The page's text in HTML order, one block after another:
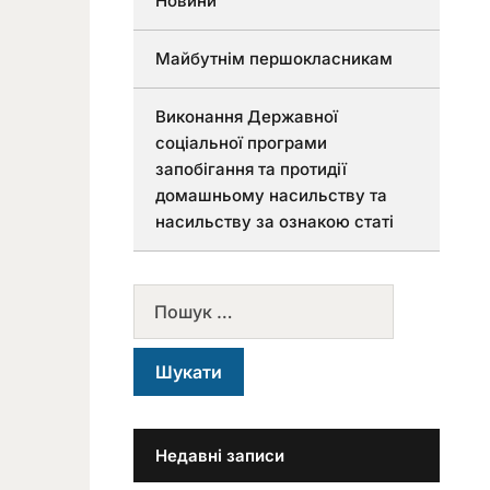
Майбутнім першокласникам
Виконання Державної
соціальної програми
запобігання та протидії
домашньому насильству та
насильству за ознакою статі
Недавні записи